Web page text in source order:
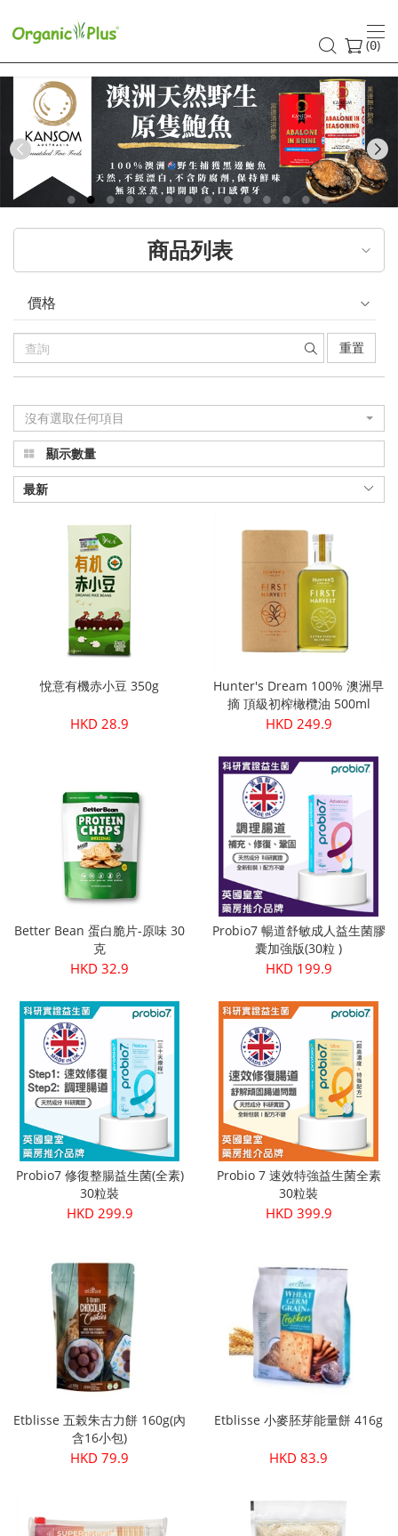
香
港
有
機
食
品
店
嚴
選
歐
美
產
品
真
正
Organic
(0)
Previous
商品列表
價格
重置
沒有選取任何項目
顯示數量
最新
悅意有機赤小豆 350g
HKD 28.9
Hunter's Dream 100% 澳洲早
摘 頂級初榨橄欖油 500ml
HKD 249.9
Better Bean 蛋白脆片-原味 30
克
HKD 32.9
Probio7 暢道舒敏成人益生菌膠
囊加強版(30粒 )
HKD 199.9
Probio7 修復整腸益生菌(全素)
30粒裝
HKD 299.9
Probio 7 速效特強益生菌全素
30粒裝
HKD 399.9
Etblisse 五榖朱古力餅 160g(內
含16小包)
HKD 79.9
Etblisse 小麥胚芽能量餅 416g
HKD 83.9